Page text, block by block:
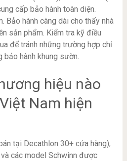
cấp bảo hành toàn diện.
Bảo hành càng dài cho thấy nhà
sản phẩm. Kiểm tra kỹ điều
để tránh những trường hợp chỉ
bảo hành khung sườn.
hiệu nào
Nam hiện
tại Decathlon 30+ cửa hàng),
các model Schwinn được